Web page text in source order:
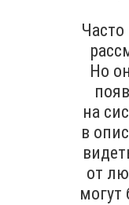
Часто
Но
на
в
от
могут